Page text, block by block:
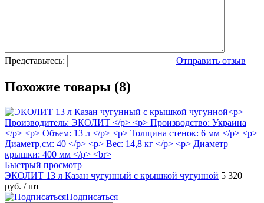
Представьтесь: Отправить отзыв
Похожие товары (8)
Быстрый просмотр
ЭКОЛИТ 13 л Казан чугунный с крышкой чугунной 5 320
руб. / шт
Подписаться